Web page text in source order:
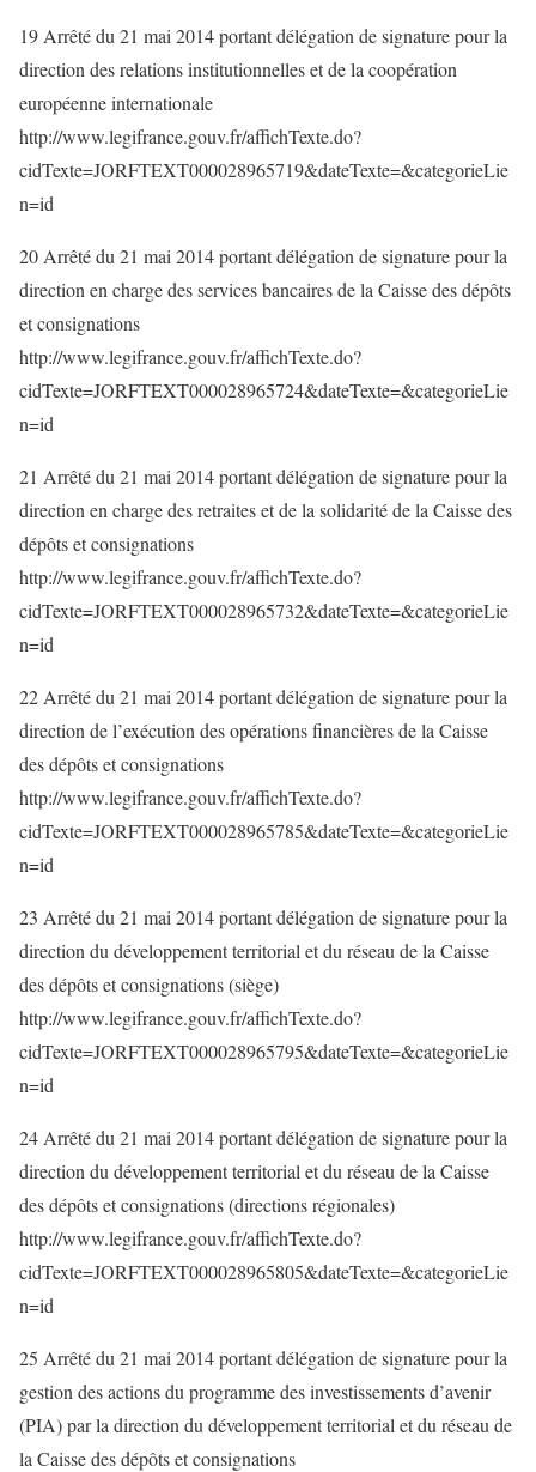
19 Arrêté du 21 mai 2014 portant délégation de signature pour la
direction des relations institutionnelles et de la coopération
européenne internationale
http://www.legifrance.gouv.fr/affichTexte.do?
cidTexte=JORFTEXT000028965719&dateTexte=&categorieLie
n=id
20 Arrêté du 21 mai 2014 portant délégation de signature pour la
direction en charge des services bancaires de la Caisse des dépôts
et consignations
http://www.legifrance.gouv.fr/affichTexte.do?
cidTexte=JORFTEXT000028965724&dateTexte=&categorieLie
n=id
21 Arrêté du 21 mai 2014 portant délégation de signature pour la
direction en charge des retraites et de la solidarité de la Caisse des
dépôts et consignations
http://www.legifrance.gouv.fr/affichTexte.do?
cidTexte=JORFTEXT000028965732&dateTexte=&categorieLie
n=id
22 Arrêté du 21 mai 2014 portant délégation de signature pour la
direction de l’exécution des opérations financières de la Caisse
des dépôts et consignations
http://www.legifrance.gouv.fr/affichTexte.do?
cidTexte=JORFTEXT000028965785&dateTexte=&categorieLie
n=id
23 Arrêté du 21 mai 2014 portant délégation de signature pour la
direction du développement territorial et du réseau de la Caisse
des dépôts et consignations (siège)
http://www.legifrance.gouv.fr/affichTexte.do?
cidTexte=JORFTEXT000028965795&dateTexte=&categorieLie
n=id
24 Arrêté du 21 mai 2014 portant délégation de signature pour la
direction du développement territorial et du réseau de la Caisse
des dépôts et consignations (directions régionales)
http://www.legifrance.gouv.fr/affichTexte.do?
cidTexte=JORFTEXT000028965805&dateTexte=&categorieLie
n=id
25 Arrêté du 21 mai 2014 portant délégation de signature pour la
gestion des actions du programme des investissements d’avenir
(PIA) par la direction du développement territorial et du réseau de
la Caisse des dépôts et consignations